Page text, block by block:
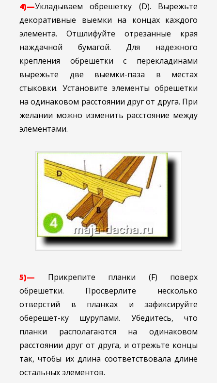
4)—Укладываем обрешетку (D). Вырежьте
декоративные выемки на концах каждого
элемента. Отшлифуйте отрезанные края
наждачной бумагой. Для надежного
крепления обрешетки с перекладинами
вырежьте две выемки-паза в местах
стыковки. Установите элементы обрешетки
на одинаковом расстоянии друг от друга. При
желании можно изменить расстояние между
элементами.
5)— Прикрепите планки (F) поверх
обрешетки. Просверлите несколько
отверстий в планках и зафиксируйте
оберешет-ку шурупами. Убедитесь, что
планки располагаются на одинаковом
расстоянии друг от друга, и отрежьте концы
так, чтобы их длина соответствовала длине
остальных элементов.